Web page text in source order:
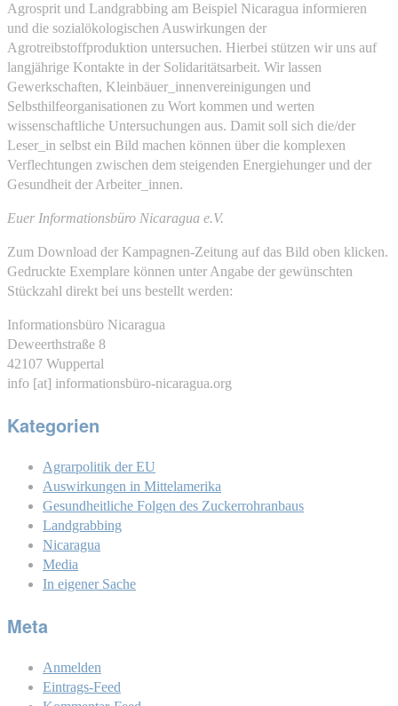
Agrosprit und Landgrabbing am Beispiel Nicaragua informieren
und die sozialökologischen Auswirkungen der
Agrotreibstoffproduktion untersuchen. Hierbei stützen wir uns auf
langjährige Kontakte in der Solidaritätsarbeit. Wir lassen
Gewerkschaften, Kleinbäuer_innenvereinigungen und
Selbsthilfeorganisationen zu Wort kommen und werten
wissenschaftliche Untersuchungen aus. Damit soll sich die/der
Leser_in selbst ein Bild machen können über die komplexen
Verflechtungen zwischen dem steigenden Energiehunger und der
Gesundheit der Arbeiter_innen.
Euer Informationsbüro Nicaragua e.V.
Zum Download der Kampagnen-Zeitung auf das Bild oben klicken.
Gedruckte Exemplare können unter Angabe der gewünschten
Stückzahl direkt bei uns bestellt werden:
Informationsbüro Nicaragua
Deweerthstraße 8
42107 Wuppertal
info [at] informationsbüro-nicaragua.org
Kategorien
Agrarpolitik der EU
Auswirkungen in Mittelamerika
Gesundheitliche Folgen des Zuckerrohranbaus
Landgrabbing
Nicaragua
Media
In eigener Sache
Meta
Anmelden
Eintrags-Feed